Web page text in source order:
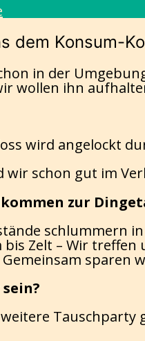
dem Konsum-
in der
wollen ihn
wird angelockt
wir schon gut im
zur
schlummern
Zelt – Wir
sparen
Tauschparty